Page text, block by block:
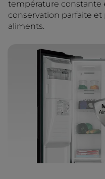
température constante
conservation parfaite
aliments.